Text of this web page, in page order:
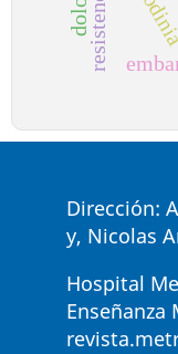
Dirección:
y, Nicolas
Hospital
Enseñanza